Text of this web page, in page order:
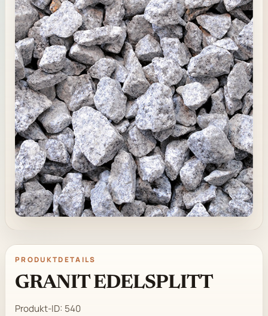
PRODUKTDETAILS
GRANIT EDELSPLITT
Produkt-ID: 540